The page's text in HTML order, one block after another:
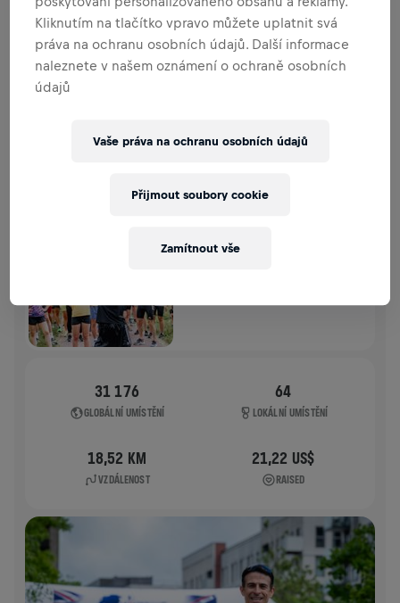
PŘEHLED PŘÍSPĚVKŮ PŘISPĚT
Přispěj ke změně! 100% z tvého příspěvku jde přímo
na výzkum poranění míchy.
WARSZAWA PARK SKARYSZEWSKI
31 176
GLOBÁLNÍ UMÍSTĚNÍ
64
LOKÁLNÍ UMÍSTĚNÍ
18,52 KM
VZDÁLENOST
21,22 US$
RAISED
Kliknutím na tlačítko vpravo můžete uplatnit svá
práva na ochranu osobních údajů. Další informace
naleznete v našem oznámení o ochraně osobních
údajů
Vaše práva na ochranu osobních údajů
Zamítnout vše
Přijmout soubory cookie